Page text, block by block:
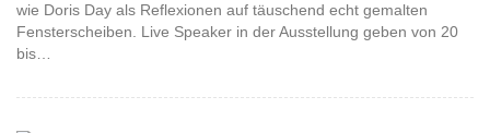
wie Doris Day als Reflexionen auf täuschend echt gemalten
Fensterscheiben. Live Speaker in der Ausstellung geben von 20
bis…